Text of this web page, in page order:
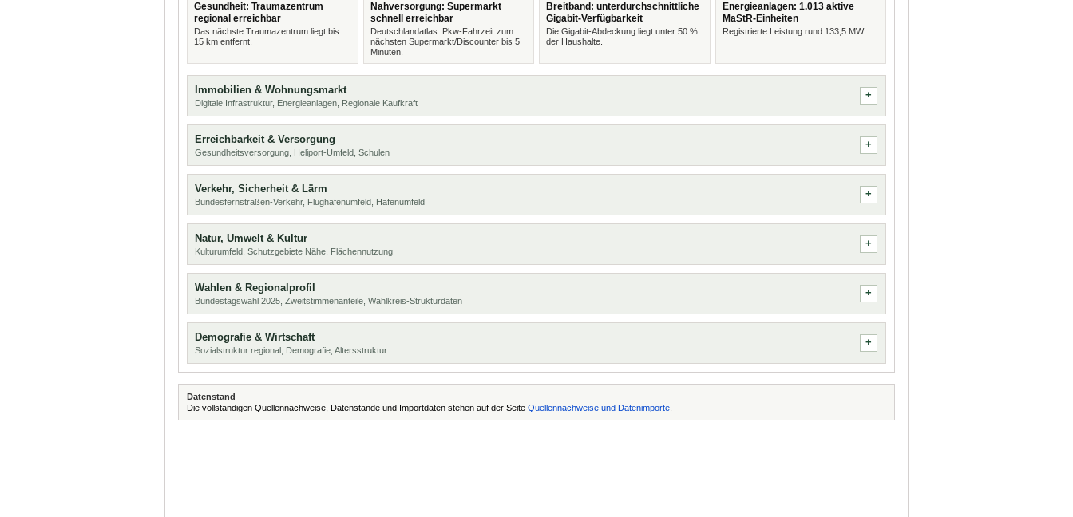
Gesundheit: Traumazentrum
regional erreichbar
Das nächste Traumazentrum liegt bis
15 km entfernt.
Nahversorgung: Supermarkt
schnell erreichbar
Deutschlandatlas: Pkw-Fahrzeit zum
nächsten Supermarkt/Discounter bis 5
Minuten.
Breitband: unterdurchschnittliche
Gigabit-Verfügbarkeit
Die Gigabit-Abdeckung liegt unter 50 %
der Haushalte.
Energieanlagen: 1.013 aktive
MaStR-Einheiten
Registrierte Leistung rund 133,5 MW.
Immobilien & Wohnungsmarkt
Digitale Infrastruktur, Energieanlagen, Regionale Kaufkraft
Erreichbarkeit & Versorgung
Gesundheitsversorgung, Heliport-Umfeld, Schulen
Verkehr, Sicherheit & Lärm
Bundesfernstraßen-Verkehr, Flughafenumfeld, Hafenumfeld
Natur, Umwelt & Kultur
Kulturumfeld, Schutzgebiete Nähe, Flächennutzung
Wahlen & Regionalprofil
Bundestagswahl 2025, Zweitstimmenanteile, Wahlkreis-Strukturdaten
Demografie & Wirtschaft
Sozialstruktur regional, Demografie, Altersstruktur
Datenstand
Die vollständigen Quellennachweise, Datenstände und Importdaten stehen auf der Seite Quellennachweise und Datenimporte